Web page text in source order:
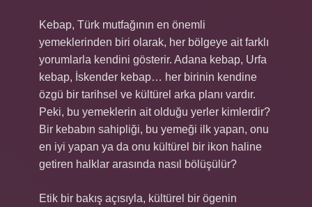
Kebap, Türk mutfağının en önemli
yemeklerinden biri olarak, her bölgeye ait farklı
yorumlarla kendini gösterir. Adana kebap, Urfa
kebap, İskender kebap… her birinin kendine
özgü bir tarihsel ve kültürel arka planı vardır.
Peki, bu yemeklerin ait olduğu yerler kimlerdir?
Bir kebabın sahipliği, bu yemeği ilk yapan, onu
en iyi yapan ya da onu kültürel bir ikon haline
getiren halklar arasında nasıl bölüşülür?
Etik bir bakış açısıyla, kültürel bir ögenin